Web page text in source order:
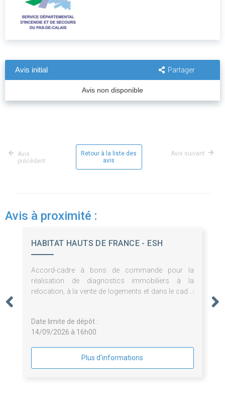
Avis initial Partager
Avis non disponible
Avis
précédent
Retour à la liste des
avis
Avis suivant
Avis à proximité :
HABITAT HAUTS DE FRANCE - ESH
Accord-cadre à bons de commande pour la
réalisation de diagnostics immobiliers à la
relocation, à la vente de logements et dans le cadre
Date limite de dépôt :
14/09/2026 à 16h00
Plus d'informations